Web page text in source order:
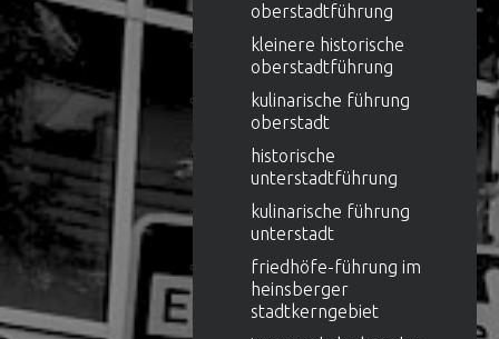
oberstadtführung
kleinere historische
oberstadtführung
kulinarische führung
oberstadt
historische
unterstadtführung
kulinarische führung
unterstadt
friedhöfe-führung im
heinsberger
stadtkerngebiet